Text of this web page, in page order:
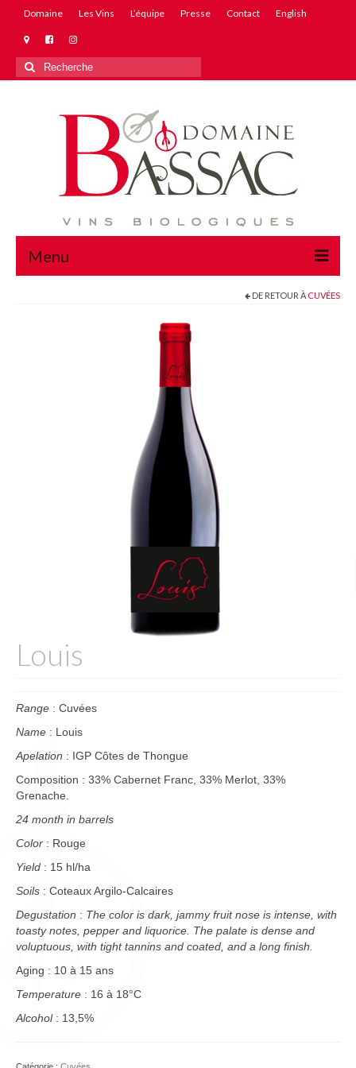
Domaine Les Vins L’équipe Presse Contact English
Rechercher
:
Menu
DE RETOUR À CUVÉES
Louis
Range : Cuvées
Name : Louis
Apelation : IGP Côtes de Thongue
Composition : 33% Cabernet Franc, 33% Merlot, 33%
Grenache.
24 month in barrels
Color : Rouge
Yield : 15 hl/ha
Soils : Coteaux Argilo-Calcaires
Degustation : The color is dark, jammy fruit nose is intense, with
toasty notes, pepper and liquorice. The palate is dense and
voluptuous, with tight tannins and coated, and a long finish.
Aging : 10 à 15 ans
Temperature : 16 à 18°C
Alcohol : 13,5%